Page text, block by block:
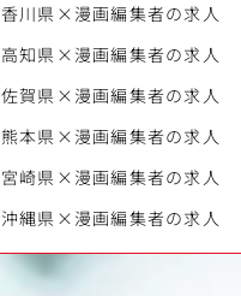
香川県×漫画編集者の求人
高知県×漫画編集者の求人
佐賀県×漫画編集者の求人
熊本県×漫画編集者の求人
宮崎県×漫画編集者の求人
沖縄県×漫画編集者の求人